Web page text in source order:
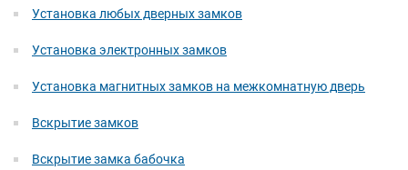
Установка любых дверных замков
Установка электронных замков
Установка магнитных замков на межкомнатную дверь
Вскрытие замков
Вскрытие замка бабочка